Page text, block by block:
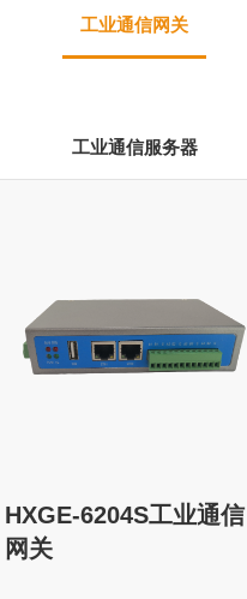
工业通信网关
工业通信服务器
HXGE-6204S工业通信
网关